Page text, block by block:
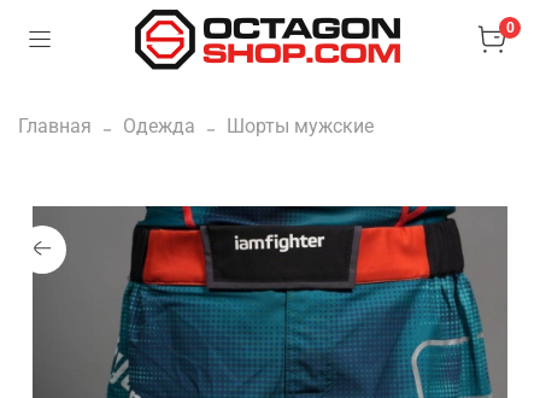
0
Главная Одежда Шорты мужские